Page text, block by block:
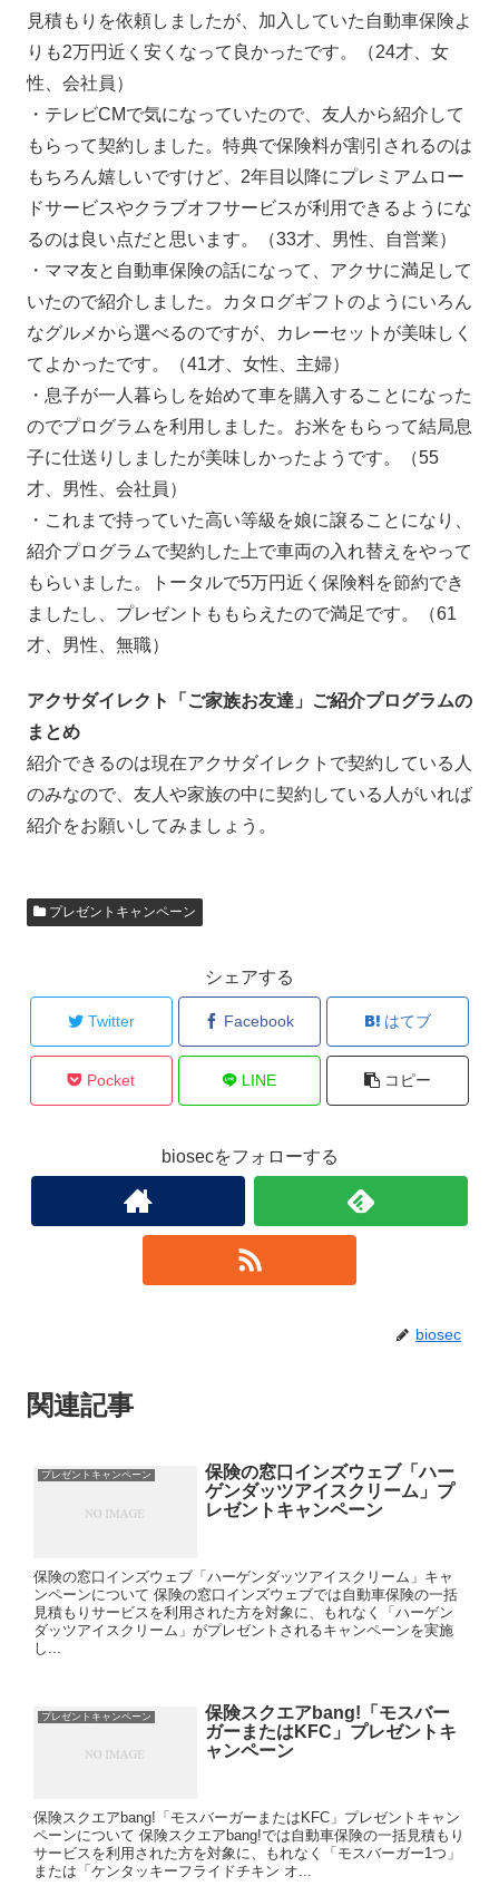
見積もりを依頼しましたが、加入していた自動車保険よ
りも2万円近く安くなって良かったです。（24才、女
性、会社員）
・テレビCMで気になっていたので、友人から紹介して
もらって契約しました。特典で保険料が割引されるのは
もちろん嬉しいですけど、2年目以降にプレミアムロー
ドサービスやクラブオフサービスが利用できるようにな
るのは良い点だと思います。（33才、男性、自営業）
・ママ友と自動車保険の話になって、アクサに満足して
いたので紹介しました。カタログギフトのようにいろん
なグルメから選べるのですが、カレーセットが美味しく
てよかったです。（41才、女性、主婦）
・息子が一人暮らしを始めて車を購入することになった
のでプログラムを利用しました。お米をもらって結局息
子に仕送りしましたが美味しかったようです。（55
才、男性、会社員）
・これまで持っていた高い等級を娘に譲ることになり、
紹介プログラムで契約した上で車両の入れ替えをやって
もらいました。トータルで5万円近く保険料を節約でき
ましたし、プレゼントももらえたので満足です。（61
才、男性、無職）
アクサダイレクト「ご家族お友達」ご紹介プログラムの
まとめ
紹介できるのは現在アクサダイレクトで契約している人
のみなので、友人や家族の中に契約している人がいれば
紹介をお願いしてみましょう。
プレゼントキャンペーン
シェアする
Twitter Facebook はてブ
Pocket LINE コピー
biosecをフォローする
biosec
関連記事
プレゼントキャンペーン
保険の窓口インズウェブ「ハー
ゲンダッツアイスクリーム」プ
レゼントキャンペーン
保険の窓口インズウェブ「ハーゲンダッツアイスクリーム」キャ
ンペーンについて 保険の窓口インズウェブでは自動車保険の一括
見積もりサービスを利用された方を対象に、もれなく「ハーゲン
ダッツアイスクリーム」がプレゼントされるキャンペーンを実施
し...
プレゼントキャンペーン
保険スクエアbang!「モスバー
ガーまたはKFC」プレゼントキ
ャンペーン
保険スクエアbang!「モスバーガーまたはKFC」プレゼントキャン
ペーンについて 保険スクエアbang!では自動車保険の一括見積もり
サービスを利用された方を対象に、もれなく「モスバーガー1つ」
または「ケンタッキーフライドチキン オ...